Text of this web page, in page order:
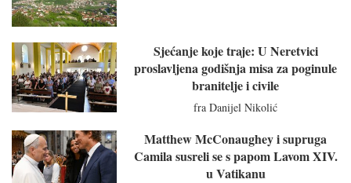
Sjećanje koje traje: U Neretvici
proslavljena godišnja misa za poginule
branitelje i civile
fra Danijel Nikolić
Matthew McConaughey i supruga
Camila susreli se s papom Lavom XIV.
u Vatikanu